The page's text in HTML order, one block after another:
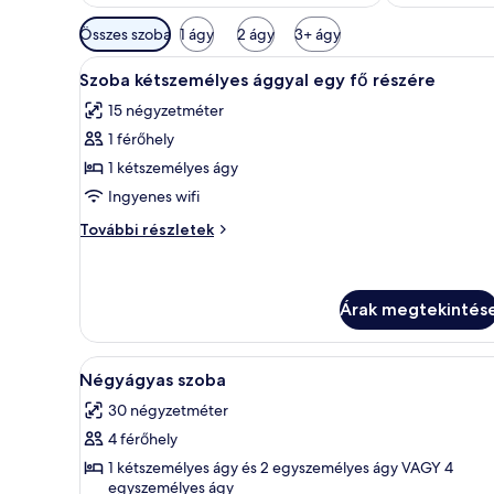
Szobákhoz
rendelkezésre
álló
szűrők
Összes szoba 1 ágy 2 ágy 3+ ágy
A
következő
szoba
összes
képének
megtekintése:
Szoba
kétszemélyes
részére
Egy szállodai szoba,
13
Szoba kétszemélyes ággyal egy fő részére
15 négyzetméter
1 férőhely
1 kétszemélyes ágy
Ingyenes wifi
További részletek
Szoba
részére
további
részletei
Árak
A
következő
szoba
összes
képének
A konyhasarokban egy
5
Négyágyas szoba
30 négyzetméter
4 férőhely
1 kétszemélyes ágy és 2 egyszemélyes ágy VAGY 4
egyszemélyes ágy